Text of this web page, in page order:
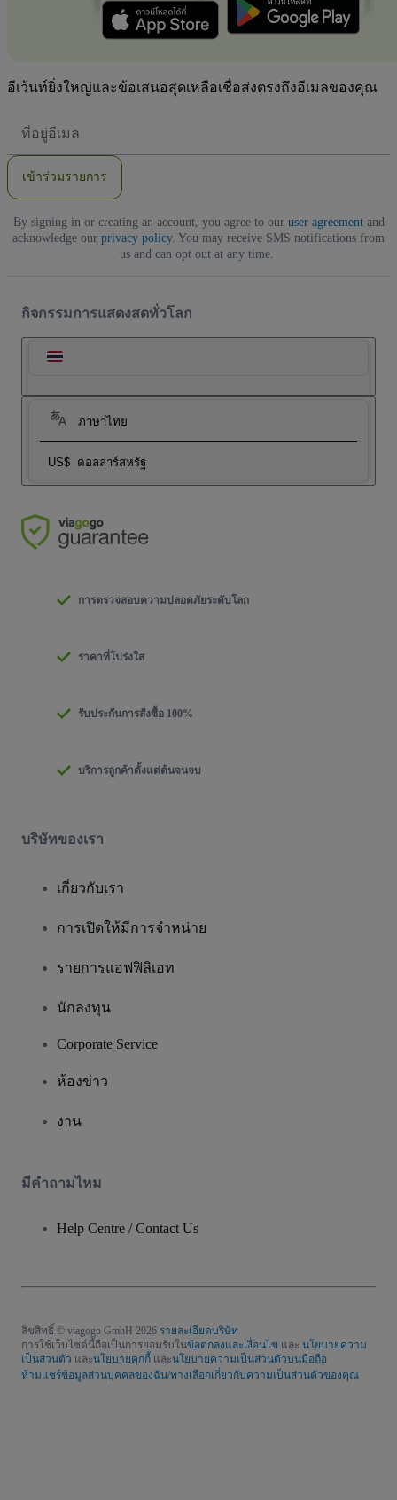
อีเว้นท์ยิ่งใหญ่และข้อเสนอสุดเหลือเชื่อส่งตรงถึงอีเมลของคุณ
อยู่
เข้าร่วมรายการ
By signing in or creating an account, you agree to our user agreementand
acknowledge our privacy policy. You may receive SMS notifications from
us and can opt out at any time.
กิจกรรมการแสดงสดทั่วโลก
ภาษาไทย
US$ ดอลลาร์สหรัฐ
การตรวจสอบความปลอดภัยระดับโลก
ราคาที่โปร่งใส
รับประกันการสั่งซื้อ 100%
บริการลูกค้าตั้งแต่ต้นจนจบ
บริษัทของเรา
เกี่ยวกับเรา
การเปิดให้มีการจำหน่าย
รายการแอฟฟิลิเอท
นักลงทุน
Corporate Service
ห้องข่าว
งาน
มีคําถามไหม
Help Centre / Contact Us
ลิขสิทธิ์ © viagogo GmbH 2026 รายละเอียดบริษัท
การใช้เว็บไซต์นี้ถือเป็นการยอมรับในข้อตกลงและเงื่อนไข และ นโยบายความ
เป็นส่วนตัว และนโยบายคุกกี้ และนโยบายความเป็นส่วนตัวบนมือถือ
ห้ามแชร์ข้อมูลส่วนบุคคลของฉัน/ทางเลือกเกี่ยวกับความเป็นส่วนตัวของคุณ